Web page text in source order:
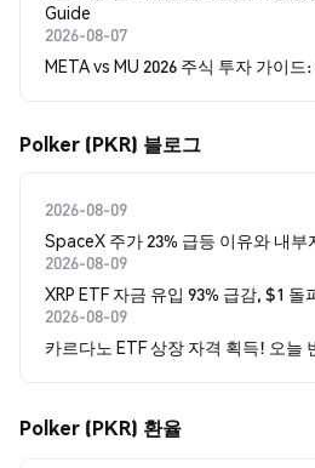
Guide
2026-08-07
META vs MU 2026 주식 투자 가이
Polker (PKR) 블로그
2026-08-09
SpaceX 주가 23% 급등 이유와 내부
2026-08-09
XRP ETF 자금 유입 93% 급감, $1
2026-08-09
카르다노 ETF 상장 자격 획득! 오늘
Polker (PKR) 환율